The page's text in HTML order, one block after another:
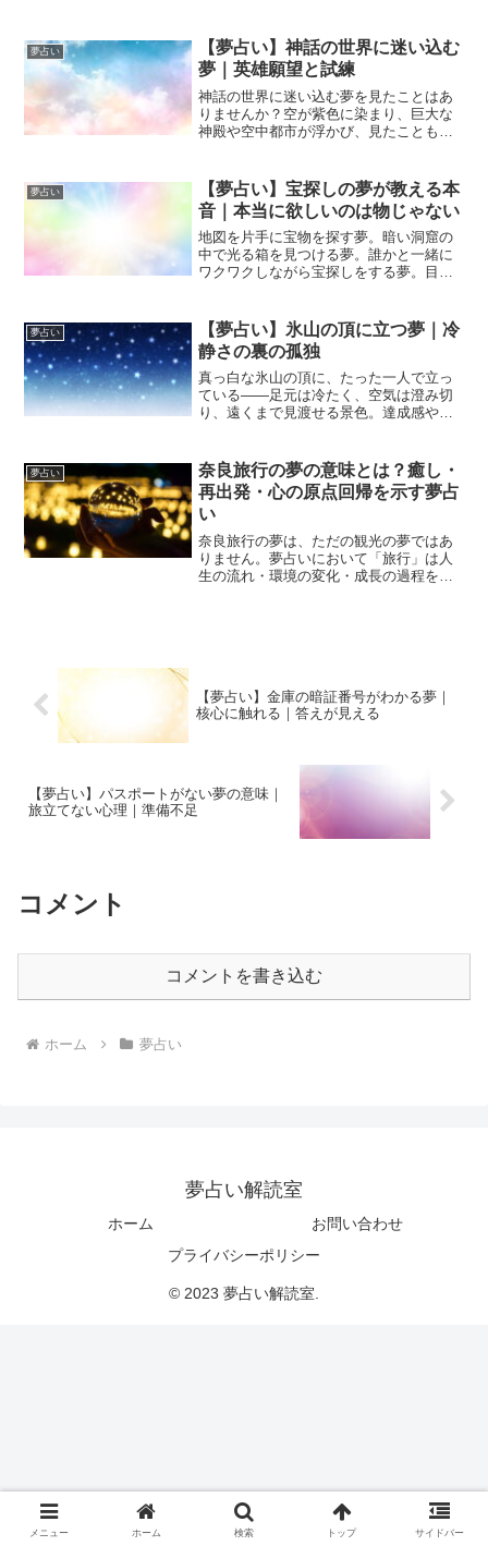
人生の分岐点・新しい段階への接続を意
味します。そして「大きな...
夢占い
【夢占い】神話の世界に迷い込む
夢｜英雄願望と試練
神話の世界に迷い込む夢を見たことはあ
りませんか？空が紫色に染まり、巨大な
神殿や空中都市が浮かび、見たこともな
とも強く心に残りますよね。この夢は、
単なるファンタジーではあ...
夢占い
【夢占い】宝探しの夢が教える本
音｜本当に欲しいのは物じゃない
地図を片手に宝物を探す夢。暗い洞窟の
中で光る箱を見つける夢。誰かと一緒に
ワクワクしながら宝探しをする夢。目が
な夢です。それは単に「お金が欲しい」
という意味ではありません...
夢占い
【夢占い】氷山の頂に立つ夢｜冷
静さの裏の孤独
真っ白な氷山の頂に、たった一人で立っ
ている――足元は冷たく、空気は澄み切
り、遠くまで見渡せる景色。達成感や誇
したか？夢占いにおいて「氷」は感情の
抑制や冷静さ、「山の頂...
夢占い
奈良旅行の夢の意味とは？癒し・
再出発・心の原点回帰を示す夢占
い
奈良旅行の夢は、ただの観光の夢ではあ
りません。夢占いにおいて「旅行」は人
生の流れ・環境の変化・成長の過程を象
【夢占い】金庫の暗証番号がわかる夢｜
核心に触れる｜答えが見える
【夢占い】パスポートがない夢の意味｜
旅立てない心理｜準備不足
コメント
コメントを書き込む
ホーム 夢占い
夢占い解読室
ホーム
お問い合わせ
プライバシーポリシー
© 2023 夢占い解読室.
メニュー ホーム 検索 トップ サイドバー